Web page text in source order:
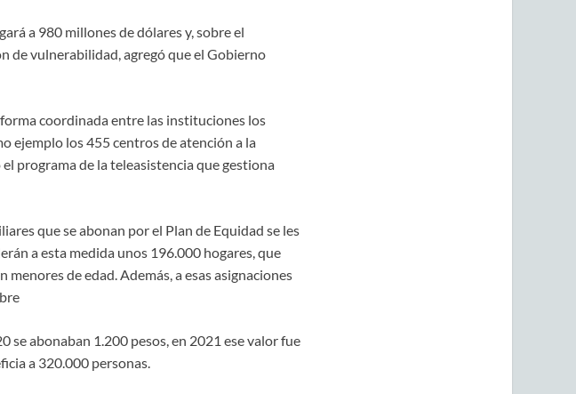
a 980 millones de dólares y, sobre el
de vulnerabilidad, agregó que el Gobierno
coordinada entre las instituciones los
ejemplo los 455 centros de atención a la
programa de la teleasistencia que gestiona
que se abonan por el Plan de Equidad se les
a esta medida unos 196.000 hogares, que
de edad. Además, a esas asignaciones
se abonaban 1.200 pesos, en 2021 ese valor fue
a 320.000 personas.